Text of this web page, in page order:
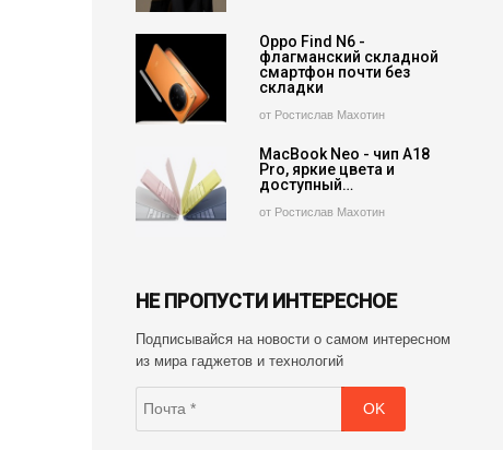
Oppo Find N6 -
флагманский складной
смартфон почти без
складки
от Ростислав Махотин
MacBook Neo - чип A18
Pro, яркие цвета и
доступный…
от Ростислав Махотин
НЕ ПРОПУСТИ ИНТЕРЕСНОЕ
Подписывайся на новости о самом интересном
из мира гаджетов и технологий